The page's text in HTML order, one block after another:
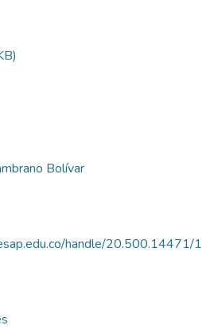
Bolívar
handle/20.500.14471/1